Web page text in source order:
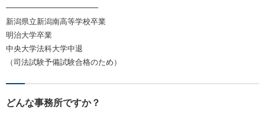
━━━━━━━━━━━━
新潟県立新潟南高等学校卒業
明治大学卒業
中央大学法科大学中退
（司法試験予備試験合格のため）
どんな事務所ですか？